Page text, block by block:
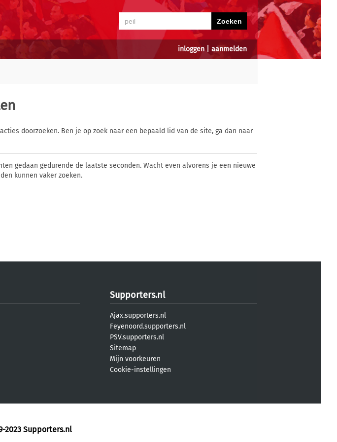
inloggen| aanmelden
doorzoeken. Ben je op zoek naar een bepaald lid van de site, ga dan naar
gedaan gedurende de laatste seconden. Wacht even alvorens je een nieuwe
kunnen vaker zoeken.
Supporters.nl
Ajax.supporters.nl
Feyenoord.supporters.nl
PSV.supporters.nl
Sitemap
Mijn voorkeuren
Cookie-instellingen
2023 Supporters.nl